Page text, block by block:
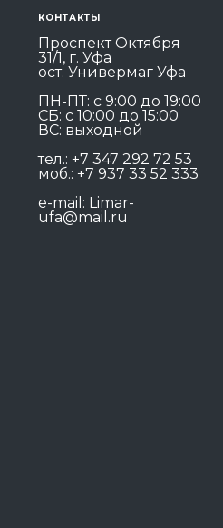
КОНТАКТЫ
Проспект Октября
31/1, г. Уфа
ост. Универмаг Уфа
ПН-ПТ: c 9:00 до 19:00
СБ: с 10:00 до 15:00
ВС: выходной
тел.: +7 347 292 72 53
моб.: +7 937 33 52 333
e-mail: Limar-
ufa@mail.ru